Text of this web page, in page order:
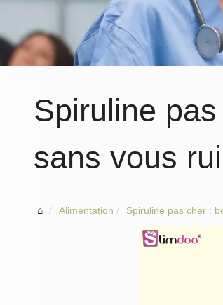
Spiruline
sans vous
Alimentation Spiruline pas cher :